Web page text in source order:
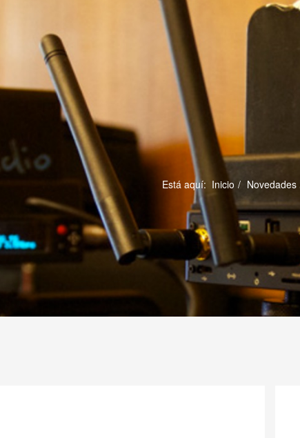
Está aquí: Inicio Novedades